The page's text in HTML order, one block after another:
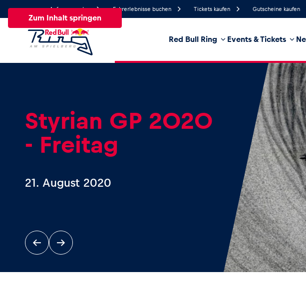
Zum Inhalt springen
Anfrage senden Fahrerlebnisse buchen Tickets kaufen Gutscheine kaufen
Red Bull Ring Events & Tickets
18.7°
Business
News
Alle anzeigen
Styrian GP 2020
- Freitag
21. August 2020